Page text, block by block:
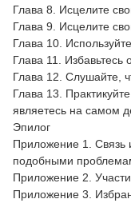
Глава 8. Исцелите
Глава 9. Исцелите
Глава 10.
Глава 11. Избавьтесь
Глава 12. Слушайте,
Глава 13.
являетесь на самом
Эпилог
Приложение 1. Связь
подобными
Приложение 2.
Приложение 3.